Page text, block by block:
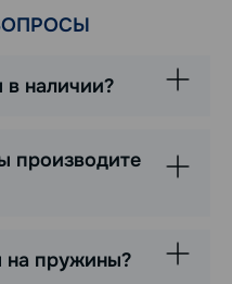
в наличии?
производите
на пружины?